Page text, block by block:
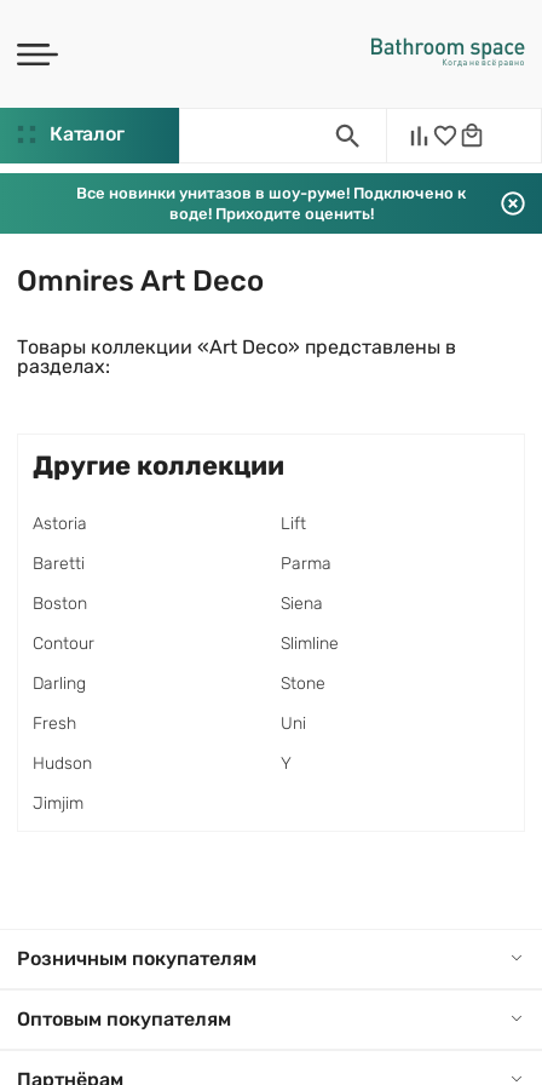
Каталог
Все новинки унитазов в шоу-руме! Подключено к
воде! Приходите оценить!
Omnires Art Deco
Товары коллекции «Art Deco» представлены в
разделах:
Другие коллекции
Astoria
Baretti
Boston
Contour
Darling
Fresh
Hudson
Jimjim
Lift
Parma
Siena
Slimline
Stone
Uni
Y
Розничным покупателям
Оптовым покупателям
Партнёрам